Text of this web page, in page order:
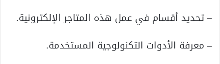
– تحديد أقسام في عمل هذه المتاجر الإلكترونية.
– معرفة الأدوات التكنولوجية المستخدمة.